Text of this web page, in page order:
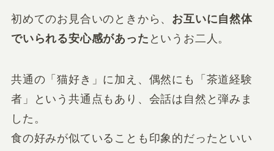
初めてのお見合いのときから、 お互いに自然体
でいられる安心感があった というお二人。
共通の「猫好き」に加え、偶然にも「茶道経験
者」という共通点もあり、会話は自然と弾みま
した。
食の好みが似ていることも印象的だったといい